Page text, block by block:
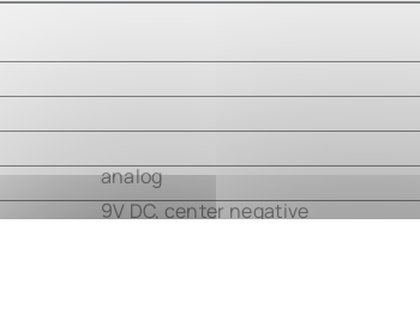
analog
9V DC, center negative